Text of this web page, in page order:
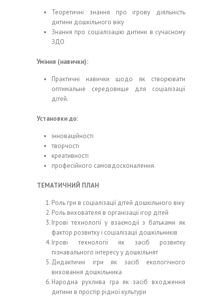
Теоретичні знання про ігрову діяльність
дитини дошкільного віку
Знання про соціалізацію дитини в сучасному
ЗДО
Уміння (навички):
Практичні навички щодо як створювати
оптимальне середовище для соціалізації
дітей.
Установки до:
інноваційності
творчості
креативності
професійного самовдосконалення.
ТЕМАТИЧНИЙ ПЛАН
Роль гри в соціалізації дітей дошкільного віку
Роль вихователя в організації ігор дітей
Ігрові технології у взаємодії з батьками як
фактор розвитку і соціалізації дошкільників
Ігрові технології як засіб розвитку
пізнавального інтересу у дошкільнят
Дидактичні ігри як засіб екологічного
виховання дошкільника
Народна рухлива гра як засіб входження
дитини в простір рідної культури